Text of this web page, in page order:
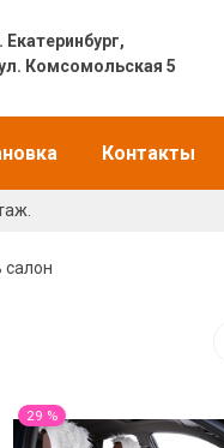
Екатеринбург,
Комсомольская 5
Контакты
салон
29 %